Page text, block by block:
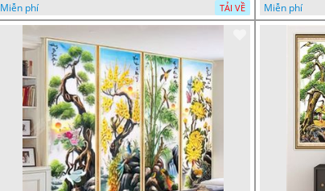
Miễn phí
TẢI VỀ
Miễn phí